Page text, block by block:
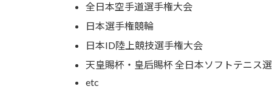
全日本空手道選手権大会
日本選手権競輪
日本ID陸上競技選手権大会
天皇賜杯・皇后賜杯 全日本ソフトテニス
etc